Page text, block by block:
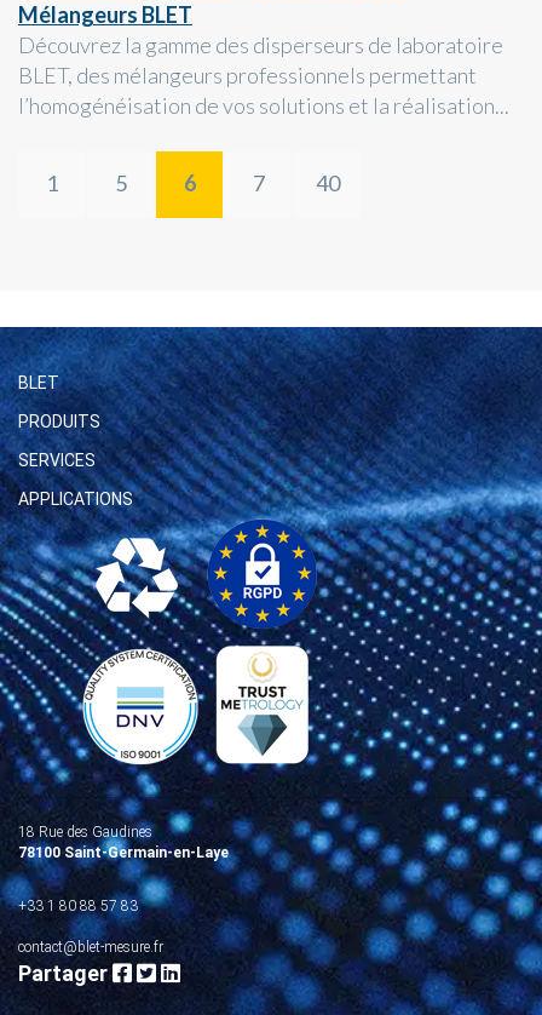
Mélangeurs BLET
Découvrez la gamme des disperseurs de laboratoire
BLET, des mélangeurs professionnels permettant
l’homogénéisation de vos solutions et la réalisation...
1 5 6 7 40
BLET
PRODUITS
SERVICES
APPLICATIONS
18 Rue des Gaudines
78100 Saint-Germain-en-Laye
+33 1 80 88 57 83
contact@blet-mesure.fr
Partager